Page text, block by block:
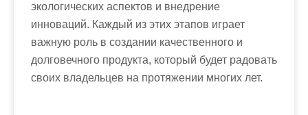
экологических аспектов и внедрение
инноваций. Каждый из этих этапов играет
важную роль в создании качественного и
долговечного продукта, который будет радовать
своих владельцев на протяжении многих лет.